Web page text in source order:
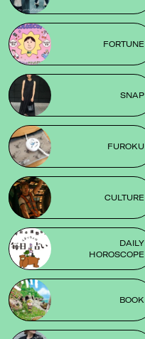
FORTUNE
SNAP
FUROKU
CULTURE
DAILY
HOROSCOPE
BOOK